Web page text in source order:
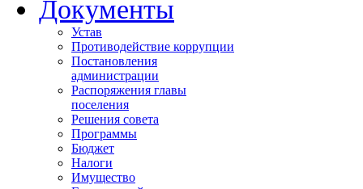
Документы
Устав
Противодействие коррупции
Постановления
администрации
Распоряжения главы
поселения
Решения совета
Программы
Бюджет
Налоги
Имущество